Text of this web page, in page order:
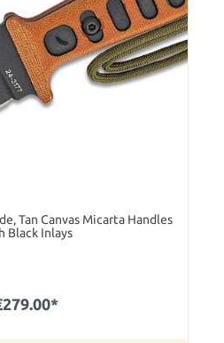
Tan Canvas Micarta Handles
Black Inlays